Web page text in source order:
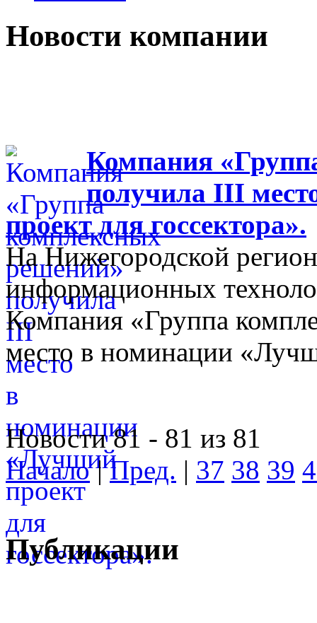
Новости компании
Компания
получила III
проект для госсектора».
На Нижегородской
информационных
Компания «Группа
место в номинации
Новости 81 - 81 из 81
Начало|Пред. | 37 38 39
Публикации